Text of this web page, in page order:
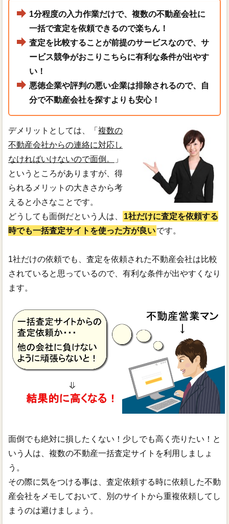
1分程度の入力作業だけで、複数の不動産会社に
一括で査定を依頼できるので楽ちん！
査定を比較することが前提のサービスなので、サ
ービス競争がおこりこちらに有利な条件が出やす
い！
悪徳企業や評判の悪い企業は排除されるので、自
分で不動産会社を探すよりも安心！
デメリットとしては、「 複数の
不動産会社からの連絡に対応し
なければいけないので面倒。
」
というところがありますが、得
られるメリットの大きさから考
えると小さなことです。
どうしても面倒だという人は、
1社だけに査定を依頼する
時でも一括査定サイトを使った方が良いです。
1社だけの依頼でも、査定を依頼された不動産会社は比較
されていると思っているので、有利な条件が出やすくなり
ます。
面倒でも絶対に損したくない！少しでも高く売りたい！と
いう人は、複数の不動産一括査定サイトを利用しましょ
う。
その際に気をつける事は、査定依頼する時に依頼した不動
産会社をメモしておいて、別のサイトから重複依頼してし
まうのは避けましょう。